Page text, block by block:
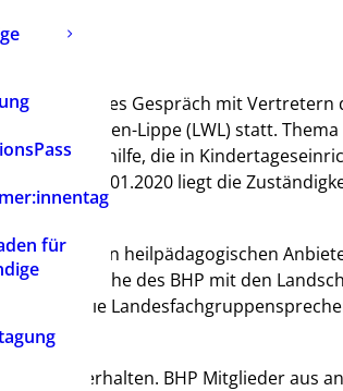
für
moderiertes Gespräch mit Vertretern
Westfalen-Lippe (LWL) statt.
die in
Ab 01.01.2020 liegt die
anwesenden heilpädagogischen
Gespräche des BHP mit den
durch die
E-Mail erhalten. BHP Mitglieder aus